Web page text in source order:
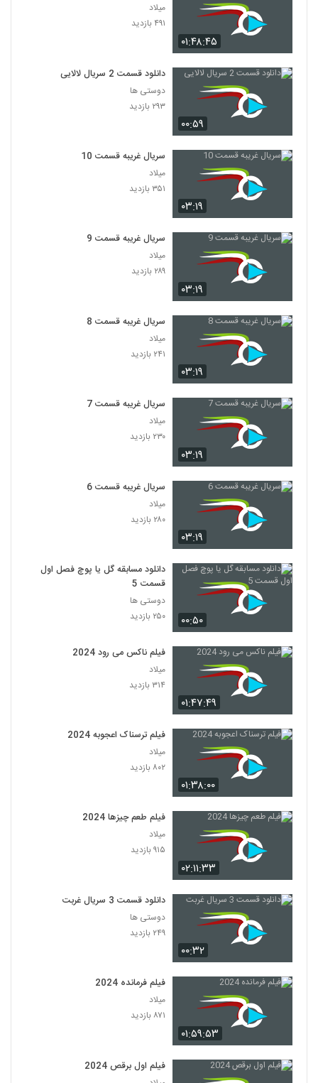
۰۱:۴۸:۴۵
میلاد
۴۹۱ بازدید
۰۰:۵۹
دانلود قسمت 2 سریال لالایی
دوستی ها
۲۹۳ بازدید
۰۳:۱۹
سریال غریبه قسمت 10
میلاد
۳۵۱ بازدید
۰۳:۱۹
سریال غریبه قسمت 9
میلاد
۲۸۹ بازدید
۰۳:۱۹
سریال غریبه قسمت 8
میلاد
۲۴۱ بازدید
۰۳:۱۹
سریال غریبه قسمت 7
میلاد
۲۳۰ بازدید
۰۳:۱۹
سریال غریبه قسمت 6
میلاد
۲۸۰ بازدید
۰۰:۵۰
دانلود مسابقه گل یا پوچ فصل اول
قسمت 5
دوستی ها
۲۵۰ بازدید
۰۱:۴۷:۴۹
فیلم ناکس می رود 2024
میلاد
۳۱۴ بازدید
۰۱:۳۸:۰۰
فیلم ترسناک اعجوبه 2024
میلاد
۸۰۲ بازدید
۰۲:۱۱:۳۳
فیلم طعم چیزها 2024
میلاد
۹۱۵ بازدید
۰۰:۳۲
دانلود قسمت 3 سریال غربت
دوستی ها
۲۴۹ بازدید
۰۱:۵۹:۵۳
فیلم فرمانده 2024
میلاد
۸۷۱ بازدید
فیلم اول برقص 2024